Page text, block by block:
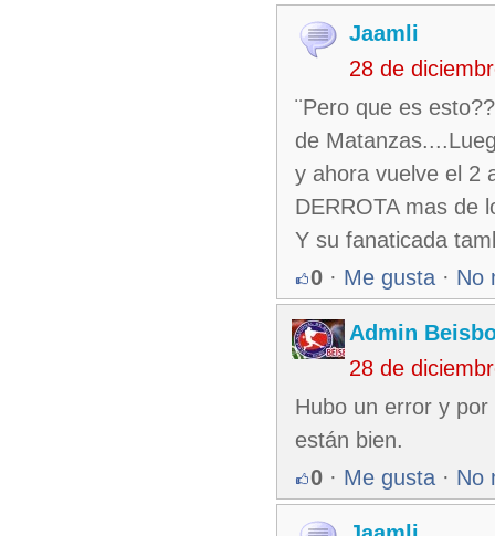
Jaamli
28 de
¨Pero que es
de
y ahora vuelve el 2
DERROTA mas de
Y su fanaticada
0 · Me gusta · No
Admin
28 de
Hubo un error y
están bien.
0 · Me gusta · No